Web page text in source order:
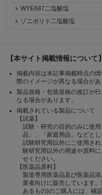
WYE687二塩酸塩
ゾニポリド二塩酸塩
【本サイト掲載情報について】
掲載内容は本記事掲載時点の
際のイメージが異なる場合があ
製品規格・包装規格の改訂が
なる場合があります。
掲載されている製品について
【試薬】
試験・研究の目的のみに使
品」、「家庭用品」などとし
試験研究用以外にご使用さ
験研究用以外の用途や原料
せください。
【医薬品原料】
製造専用医薬品及び医薬品
業者向けに販売しています
あるもの)のご購入には、確